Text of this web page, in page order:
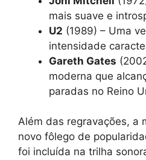
mais suave e
U2 (1989) – Uma
intensidade
Gareth Gates
moderna que
paradas no Reino
Além das regravações, a
novo fôlego de
foi incluída na trilha